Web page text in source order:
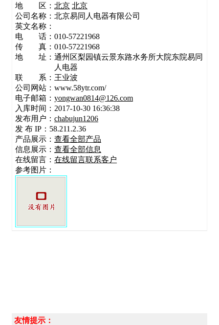
地 区： 北京 北京
公司名称： 北京易同人电器有限公司
英文名称：
电 话：010-57221968
传 真：010-57221968
地 址： 通州区梨园镇云景东路水务所大院东院易同
人电器
联 系：王业波
公司网站：www.58ytr.com/
电子邮箱： yongwan0814@126.com
入库时间：2017-10-30 16:36:38
发布用户： chabujun1206
发 布 IP：58.211.2.36
产品展示： 查看全部产品
信息展示： 查看全部信息
在线留言： 在线留言联系客户
参考图片：
友情提示：